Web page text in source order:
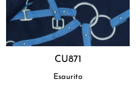
CU871
Esaurito